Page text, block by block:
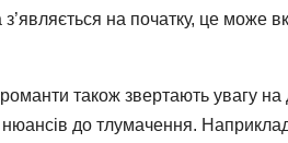
на початку, це може
також звертають увагу на
нюансів до тлумачення.